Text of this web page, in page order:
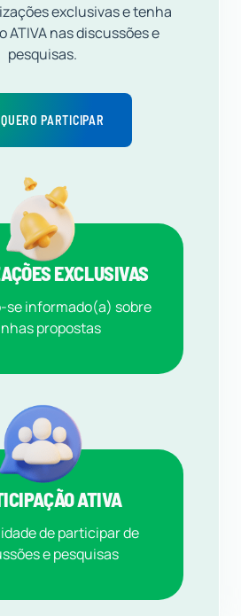
exclusivas e tenha
ATIVA nas discussões e
pesquisas.
QUERO PARTICIPAR
EXCLUSIVAS
se informado(a) sobre
propostas
ATIVA
de participar de
e pesquisas